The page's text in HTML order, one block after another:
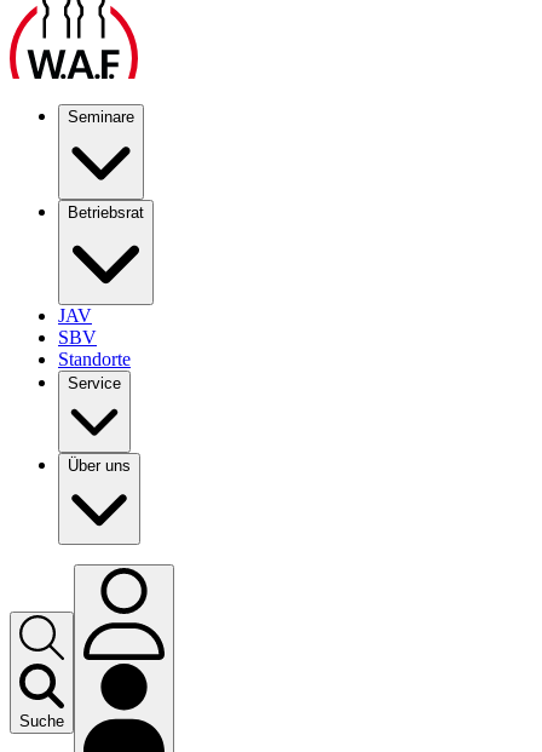
Seminare
Betriebsrat
JAV
SBV
Standorte
Service
Über uns
Suche